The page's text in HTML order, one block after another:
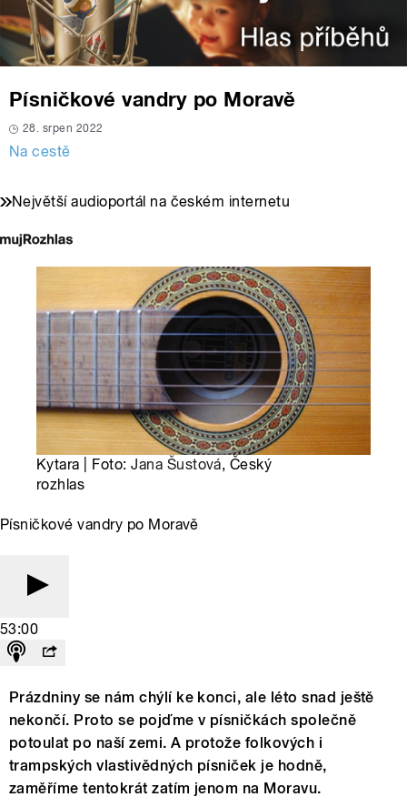
Písničkové vandry po Moravě
28. srpen 2022
Na cestě
Největší audioportál na českém internetu
Kytara | Foto:Jana Šustová, Český
rozhlas
Písničkové vandry po Moravě
53:00
Prázdniny se nám chýlí ke konci, ale léto snad ještě
nekončí. Proto se pojďme v písničkách společně
potoulat po naší zemi. A protože folkových i
trampských vlastivědných písniček je hodně,
zaměříme tentokrát zatím jenom na Moravu.